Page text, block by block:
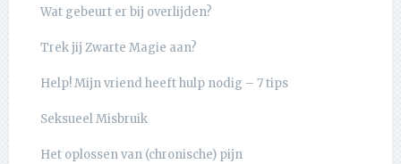
Wat gebeurt er bij overlijden?
Trek jij Zwarte Magie aan?
Help! Mijn vriend heeft hulp nodig – 7 tips
Seksueel Misbruik
Het oplossen van (chronische) pijn